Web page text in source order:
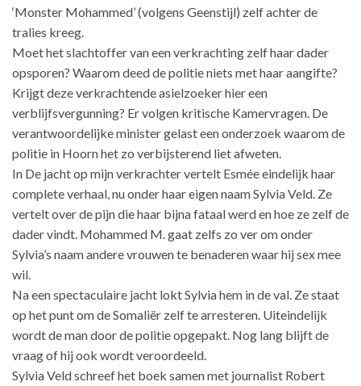
‘Monster Mohammed’ (volgens Geenstijl) zelf achter de
tralies kreeg.
Moet het slachtoffer van een verkrachting zelf haar dader
opsporen? Waarom deed de politie niets met haar aangifte?
Krijgt deze verkrachtende asielzoeker hier een
verblijfsvergunning? Er volgen kritische Kamervragen. De
verantwoordelijke minister gelast een onderzoek waarom de
politie in Hoorn het zo verbijsterend liet afweten.
In De jacht op mijn verkrachter vertelt Esmée eindelijk haar
complete verhaal, nu onder haar eigen naam Sylvia Veld. Ze
vertelt over de pijn die haar bijna fataal werd en hoe ze zelf de
dader vindt. Mohammed M. gaat zelfs zo ver om onder
Sylvia’s naam andere vrouwen te benaderen waar hij sex mee
wil.
Na een spectaculaire jacht lokt Sylvia hem in de val. Ze staat
op het punt om de Somaliër zelf te arresteren. Uiteindelijk
wordt de man door de politie opgepakt. Nog lang blijft de
vraag of hij ook wordt veroordeeld.
Sylvia Veld schreef het boek samen met journalist Robert